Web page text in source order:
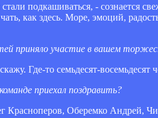
подкашиваться, - сознается
как здесь. Море, эмоций,
приняло участие в вашем
Где-то семьдесят-восемьдесят
приехал поздравить?
Красноперов, Оберемко Андрей,